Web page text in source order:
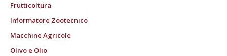
Frutticoltura
Informatore Zootecnico
Macchine Agricole
Olivo e Olio